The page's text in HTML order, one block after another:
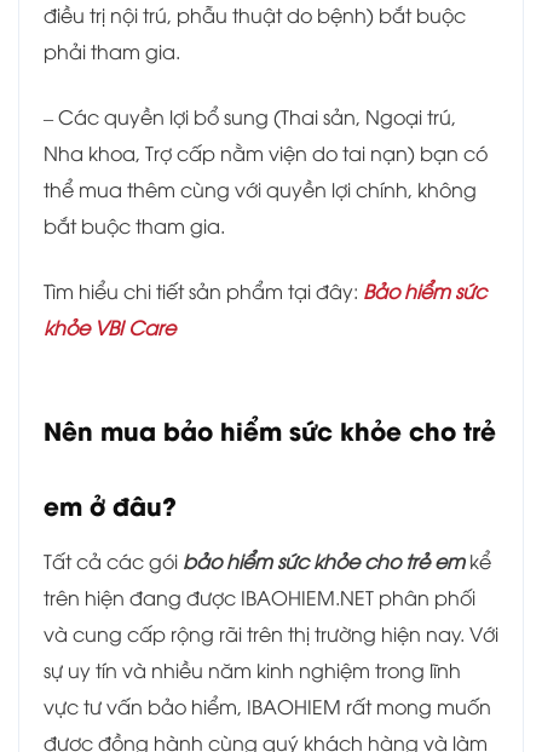
điều trị nội trú, phẫu thuật do bệnh) bắt buộc
phải tham gia.
– Các quyền lợi bổ sung (Thai sản, Ngoại trú,
Nha khoa, Trợ cấp nằm viện do tai nạn) bạn có
thể mua thêm cùng với quyền lợi chính, không
bắt buộc tham gia.
Tìm hiểu chi tiết sản phẩm tại đây: Bảo hiểm sức
khỏe VBI Care
Nên mua bảo hiểm sức khỏe cho trẻ
em ở đâu?
Tất cả các gói bảo hiểm sức khỏe cho trẻ emkể
trên hiện đang được IBAOHIEM.NET phân phối
và cung cấp rộng rãi trên thị trường hiện nay. Với
sự uy tín và nhiều năm kinh nghiệm trong lĩnh
vực tư vấn bảo hiểm, IBAOHIEM rất mong muốn
được đồng hành cùng quý khách hàng và làm